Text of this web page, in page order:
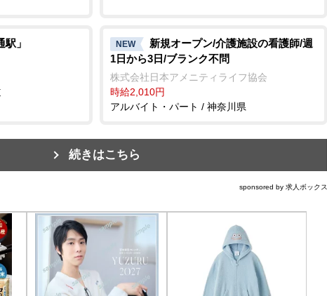
」 NEW
新規オープン/介護施設の看護師/週
1日から3日/ブランク不問
株式会社日本アメニティライフ協会
時給2,010円
アルバイト・パート / 神奈川県
続きはこちら
sponsored by 求人ボックス